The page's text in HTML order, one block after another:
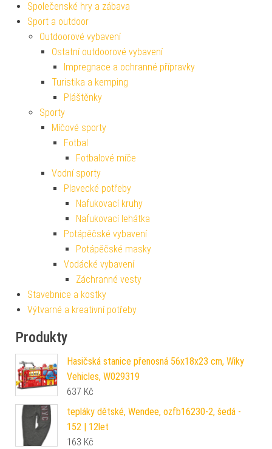
Společenské hry a zábava
Sport a outdoor
Outdoorové vybavení
Ostatní outdoorové vybavení
Impregnace a ochranné přípravky
Turistika a kemping
Pláštěnky
Sporty
Míčové sporty
Fotbal
Fotbalové míče
Vodní sporty
Plavecké potřeby
Nafukovací kruhy
Nafukovací lehátka
Potápěčské vybavení
Potápěčské masky
Vodácké vybavení
Záchranné vesty
Stavebnice a kostky
Výtvarné a kreativní potřeby
Produkty
Hasičská stanice přenosná 56x18x23 cm, Wiky
Vehicles, W029319
637 Kč
tepláky dětské, Wendee, ozfb16230-2, šedá -
152 | 12let
163 Kč